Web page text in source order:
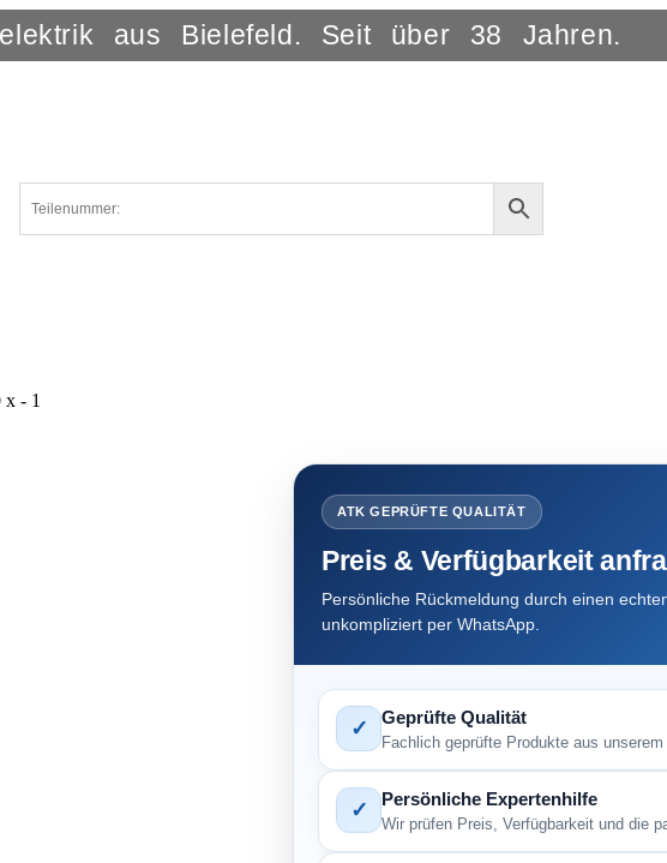
aus Bielefeld. Seit über 38 Jahren.
ATK GEPRÜFTE QUALITÄT
Preis & Verfügbarkeit
Persönliche Rückmeldung durch einen
unkompliziert per WhatsApp.
✓ Geprüfte Qualität
Fachlich geprüfte Produkte aus
✓ Persönliche Expertenhilfe
Wir prüfen Preis, Verfügbarkeit und die